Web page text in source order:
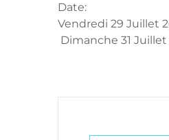
Date:
Vendredi 29 Juillet
Dimanche 31 Juillet